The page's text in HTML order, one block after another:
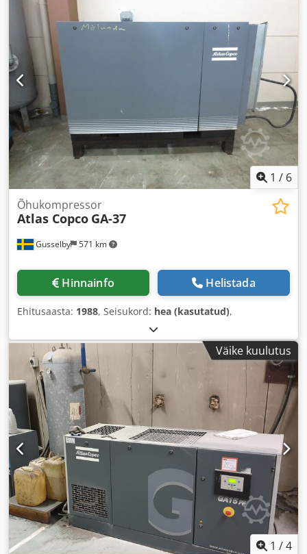
1 / 6
Gusselby 571 km
Õhukompressor
Atlas Copco GA-37
Hinnainfo Helistada
Ehitusaasta: 1988, Seisukord: hea (kasutatud),
Väike kuulutus
1 /4